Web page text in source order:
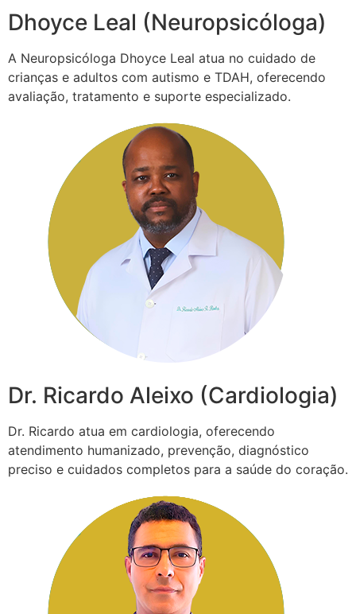
Dhoyce Leal (Neuropsicóloga)
A Neuropsicóloga Dhoyce Leal atua no cuidado de
crianças e adultos com autismo e TDAH, oferecendo
avaliação, tratamento e suporte especializado.
Dr. Ricardo Aleixo (Cardiologia)
Dr. Ricardo atua em cardiologia, oferecendo
atendimento humanizado, prevenção, diagnóstico
preciso e cuidados completos para a saúde do coração.